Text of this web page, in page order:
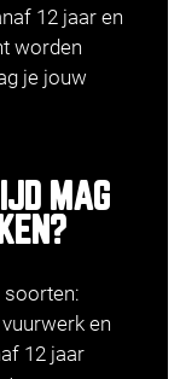
12 jaar en
worden
je jouw
MAG
soorten:
en
12 jaar